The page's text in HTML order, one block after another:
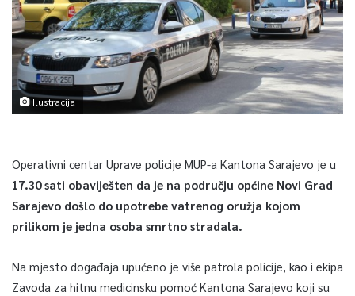
Ilustracija
Operativni centar Uprave policije MUP-a Kantona Sarajevo je u
17.30 sati obaviješten da je na području općine Novi Grad
Sarajevo došlo do upotrebe vatrenog oružja kojom
prilikom je jedna osoba smrtno stradala.
Na mjesto događaja upućeno je više patrola policije, kao i ekipa
Zavoda za hitnu medicinsku pomoć Kantona Sarajevo koji su